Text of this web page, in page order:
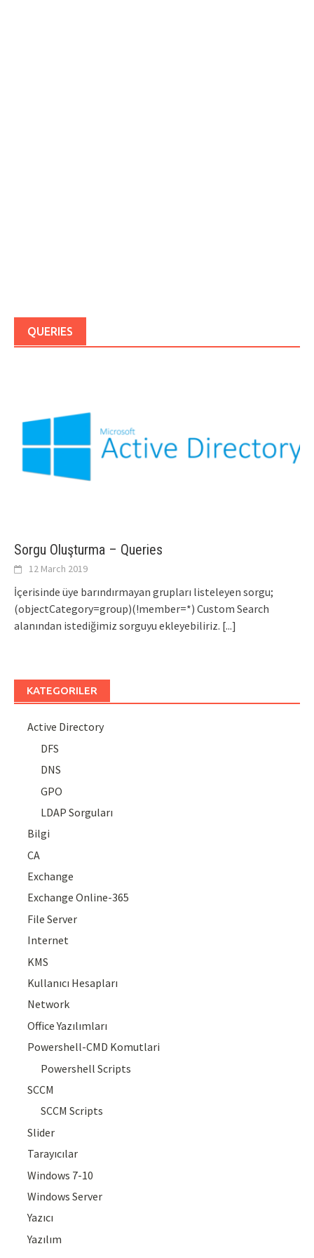
QUERIES
Sorgu Oluşturma – Queries
12 March 2019
İçerisinde üye barındırmayan grupları listeleyen sorgu;
(objectCategory=group)(!member=*) Custom Search
alanından istediğimiz sorguyu ekleyebiliriz. [...]
KATEGORILER
Active Directory
DFS
DNS
GPO
LDAP Sorguları
Bilgi
CA
Exchange
Exchange Online-365
File Server
Internet
KMS
Kullanıcı Hesapları
Network
Office Yazılımları
Powershell-CMD Komutlari
Powershell Scripts
SCCM
SCCM Scripts
Slider
Tarayıcılar
Windows 7-10
Windows Server
Yazıcı
Yazılım